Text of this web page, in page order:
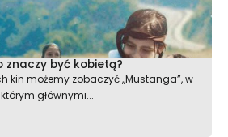
znaczy być kobietą?
kin możemy zobaczyć ,,Mustanga”, w
którym głównymi...